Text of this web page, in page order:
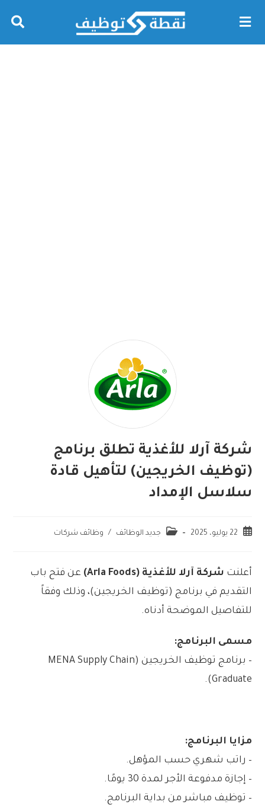
شركة آرلا للأغذية تطلق برنامج
(توظيف الخريجين) لتأهيل قادة
سلاسل الإمداد
22 يوليو، 2025 جديد الوظائف / وظائف شركات
أعلنت شركة آرلا للأغذية (Arla Foods)
عن فتح باب
التقديم في برنامج (توظيف الخريجين)، وذلك وفقاً
للتفاصيل الموضحة أدناه.
مسمى البرنامج:
– برنامج توظيف الخريجين (MENA Supply Chain
Graduate).
مزايا البرنامج:
– راتب شهري حسب المؤهل.
– إجازة مدفوعة الأجر لمدة 30 يومًا.
– توظيف مباشر من بداية البرنامج.